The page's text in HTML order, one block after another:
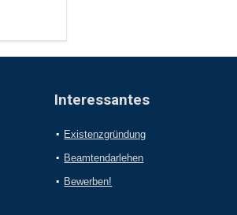
Interessantes
Existenzgründung
Beamtendarlehen
Bewerben!